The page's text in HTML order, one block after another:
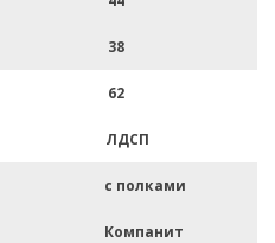
38
62
ЛДСП
с полками
Компанит